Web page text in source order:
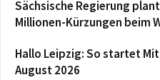
Sächsische Regierung
Millionen-Kürzungen beim
Hallo Leipzig: So startet
August 2026